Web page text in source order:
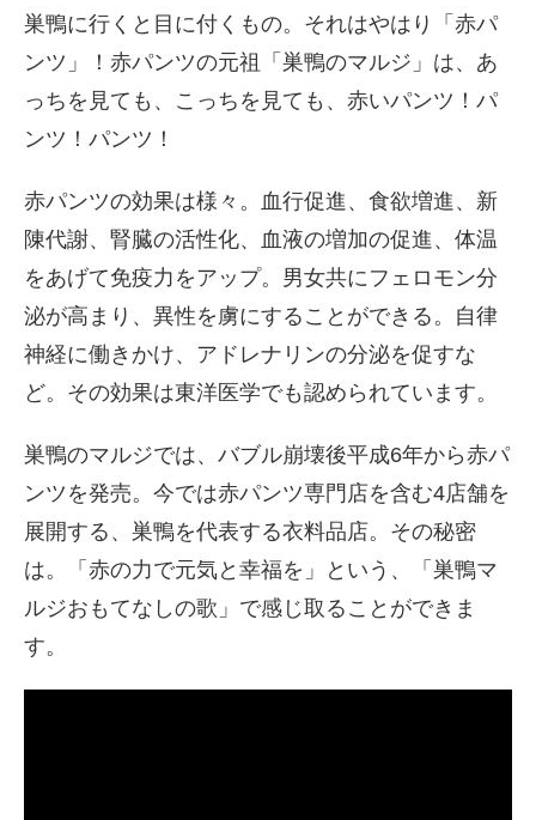
巣鴨に行くと目に付くもの。それはやはり「赤パ
ンツ」！赤パンツの元祖「巣鴨のマルジ」は、あ
っちを見ても、こっちを見ても、赤いパンツ！パ
ンツ！パンツ！
赤パンツの効果は様々。血行促進、食欲増進、新
陳代謝、腎臓の活性化、血液の増加の促進、体温
をあげて免疫力をアップ。男女共にフェロモン分
泌が高まり、異性を虜にすることができる。自律
神経に働きかけ、アドレナリンの分泌を促すな
ど。その効果は東洋医学でも認められています。
巣鴨のマルジでは、バブル崩壊後平成6年から赤パ
ンツを発売。今では赤パンツ専門店を含む4店舗を
展開する、巣鴨を代表する衣料品店。その秘密
は。「赤の力で元気と幸福を」という、「巣鴨マ
ルジおもてなしの歌」で感じ取ることができま
す。